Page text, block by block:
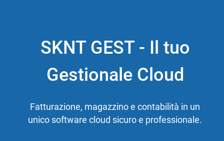
SKNT GEST - Il tuo
Gestionale Cloud
Fatturazione, magazzino e contabilità in un
unico software cloud sicuro e professionale.